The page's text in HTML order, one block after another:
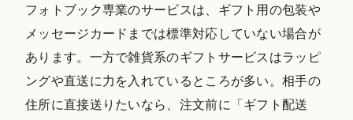
フォトブック専業のサービスは、ギフト用の包装や
メッセージカードまでは標準対応していない場合が
あります。一方で雑貨系のギフトサービスはラッピ
ングや直送に力を入れているところが多い。相手の
住所に直接送りたいなら、注文前に「ギフト配送